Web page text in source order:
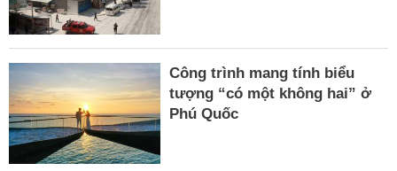
Công trình mang tính biểu
tượng “có một không hai” ở
Phú Quốc